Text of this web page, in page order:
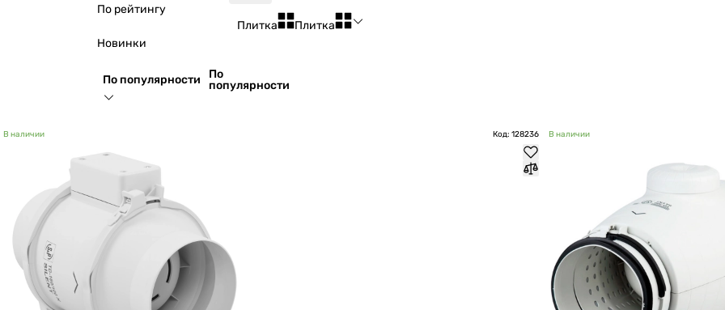
По рейтингу
Новинки
По популярности
По
популярности
Плитка Плитка
В наличии Код: 128236 В наличии